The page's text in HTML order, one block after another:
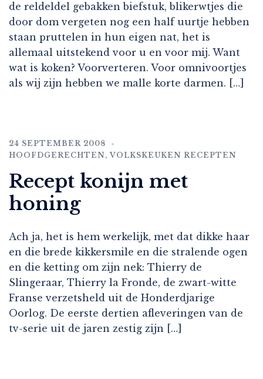
de reldeldel gebakken biefstuk, blikerwtjes die
door dom vergeten nog een half uurtje hebben
staan pruttelen in hun eigen nat, het is
allemaal uitstekend voor u en voor mij. Want
wat is koken? Voorverteren. Voor omnivoortjes
als wij zijn hebben we malle korte darmen. […]
24 SEPTEMBER 2008
HOOFDGERECHTEN,VOLKSKEUKEN RECEPTEN
Recept konijn met
honing
Ach ja, het is hem werkelijk, met dat dikke haar
en die brede kikkersmile en die stralende ogen
en die ketting om zijn nek: Thierry de
Slingeraar, Thierry la Fronde, de zwart-witte
Franse verzetsheld uit de Honderdjarige
Oorlog. De eerste dertien afleveringen van de
tv-serie uit de jaren zestig zijn […]